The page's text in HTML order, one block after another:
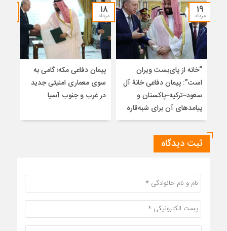
۱۹
مرداد
“خانه از پای‌بست ویران
است”: پیمان دفاعی خانۀ آل
سعود–ترکیه–پاکستان و
پیامدهای آن برای شبه‌قاره
۱۸
مرداد
پیمان دفاعی مکه؛ گامی به
سوی معماری امنیتی جدید
در غرب و جنوب آسیا
ثبت دیدگاه